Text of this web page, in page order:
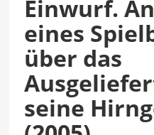
Einwurf.
eines
über das
seine